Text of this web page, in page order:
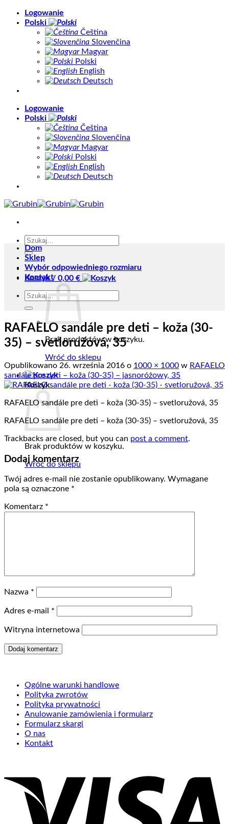
Skip
Logowanie
Polski
Čeština
Slovenčina
Magyar
Polski
English
Deutsch
Logowanie
Polski
Čeština
Slovenčina
Magyar
Polski
English
Deutsch
Szukaj:
Koszyk / 0,00 €
Brak produktów w koszyku.
Wróć do sklepu
Koszyk
Brak produktów w koszyku.
Wróć do sklepu
Dom
Sklep
Wybór odpowiedniego rozmiaru
Kontakt
Szukaj:
RAFAELO sandále pre deti – koža (30-
35) – svetloružová, 35
Opublikowano 26. września 2016 o 1000 × 1000 w RAFAELO
sandále pre deti – koža (30-35) – jasnoróżowy, 35
RAFAELO sandále pre deti – koža (30-35) – svetloružová, 35
RAFAELO sandále pre deti – koža (30-35) – svetloružová, 35
Trackbacks are closed, but you can post a comment.
Dodaj komentarz
Twój adres e-mail nie zostanie opublikowany. Wymagane
pola są oznaczone *
Komentarz *
Nazwa *
Adres e-mail *
Witryna internetowa
Ogólne warunki handlowe
Polityka zwrotów
Polityka prywatności
Anulowanie zamówienia i formularz
Formularz skargi
O nas
Kontakt